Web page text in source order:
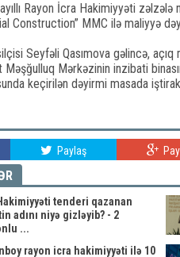
Rayon İcra Hakimiyyəti
Construction” MMC ilə maliyyə
Seyfəli Qasımova gəlincə,
Məşğulluq Mərkəzinin inzibati
keçirilən dəyirmi masada
Paylaş
tenderi qazanan
adını niyə gizləyib? - 2
...
rayon icra hakimiyyəti ilə 10